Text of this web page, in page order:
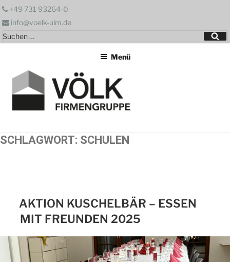
Zum
springen
+49 731 93264-0
info@voelk-ulm.de
Suchen
nach:
Menü
SCHLAGWORT: SCHULEN
AKTION KUSCHELBÄR – ESSEN
MIT FREUNDEN 2025